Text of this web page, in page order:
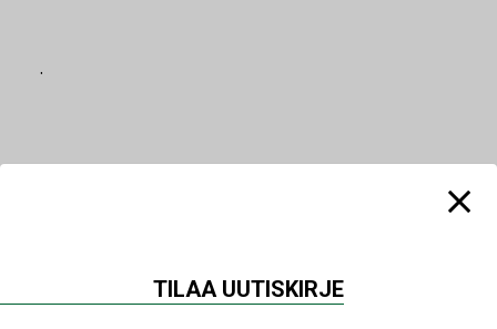
.
TILAA UUTISKIRJE